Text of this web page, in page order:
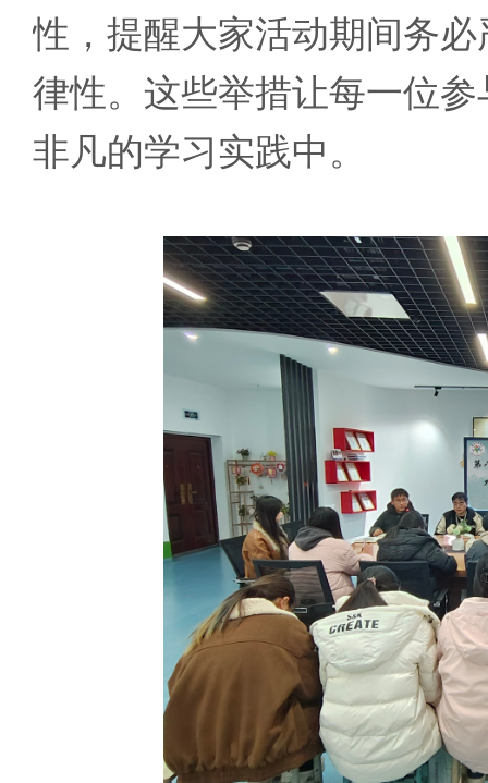
性，提醒大家活动期间务
律性。这些举措让每一位
非凡的学习实践中。